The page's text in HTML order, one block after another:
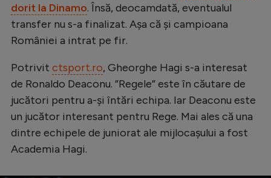
Clasamente
Tenis
Handbal
Natație
Formula 1
dorit la Dinamo. Însă, deocamdată, eventualul
transfer nu s-a finalizat. Așa că și campioana
României a intrat pe fir.
Potrivit ctsport.ro, Gheorghe Hagi s-a interesat
de Ronaldo Deaconu. ”Regele” este în căutare de
jucători pentru a-și întări echipa. Iar Deaconu este
un jucător interesant pentru Rege. Mai ales că una
dintre echipele de juniorat ale mijlocașului a fost
Academia Hagi.